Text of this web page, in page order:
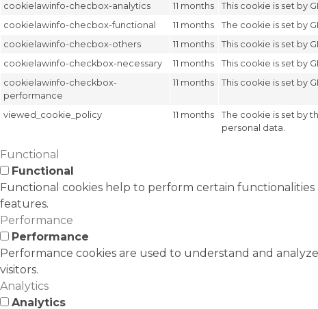
cookielawinfo-checbox-analytics
11 months
This cookie is set by
cookielawinfo-checbox-functional
11 months
The cookie is set by
cookielawinfo-checbox-others
11 months
This cookie is set by
cookielawinfo-checkbox-necessary
11 months
This cookie is set by
cookielawinfo-checkbox-
performance
11 months This cookie is set by
viewed_cookie_policy 11 months
The cookie is set by
personal data.
Functional
Functional
Functional cookies help to perform certain
features.
Performance
Performance
Performance cookies are used to understand and
visitors.
Analytics
Analytics